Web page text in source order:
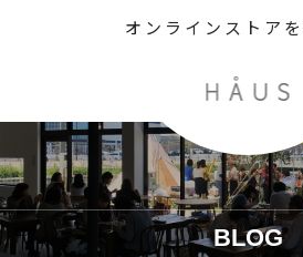
オンラインストア
BLOG